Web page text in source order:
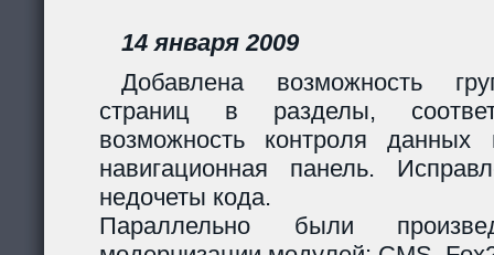
14 января 2009
Добавлена возможность
страниц в разделы,
возможность контроля
навигационная панель.
недочеты кода.
Параллельно были